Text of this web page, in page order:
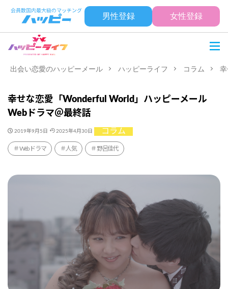
男性登録 女性登録
出会い恋愛のハッピーメール ハッピーライフ コラム
幸せな恋愛「Wonderful World」ハッピーメール
Webドラマ＠最終話
2019年9月5日 2025年4月30日 コラム
Webドラマ 人気 野呂佳代